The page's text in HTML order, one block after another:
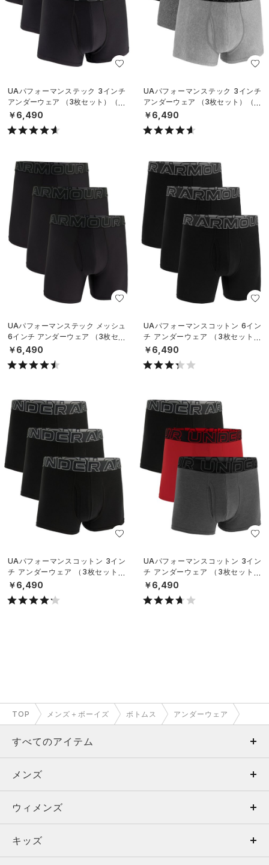
UAパフォーマンステック 3インチ
アンダーウェア （3枚セット）（ト
レーニング/MEN）
￥6,490
UAパフォーマンステック 3インチ
アンダーウェア （3枚セット）（ト
レーニング/MEN）
￥6,490
UAパフォーマンステック メッシュ
6インチ アンダーウェア （3枚セッ
ト）（トレーニング/MEN）
￥6,490
UAパフォーマンスコットン 6イン
チ アンダーウェア （3枚セット）
（トレーニング/MEN）
￥6,490
UAパフォーマンスコットン 3イン
チ アンダーウェア （3枚セット）
（トレーニング/MEN）
￥6,490
UAパフォーマンスコットン 3イン
チ アンダーウェア （3枚セット）
（トレーニング/MEN）
￥6,490
TOP メンズ＋ボーイズ ボトムス アンダーウェア
すべてのアイテム
メンズ
ウィメンズ
キッズ
メンズ
トップス
ボトムス
ウィメンズ
トップス
キッズ